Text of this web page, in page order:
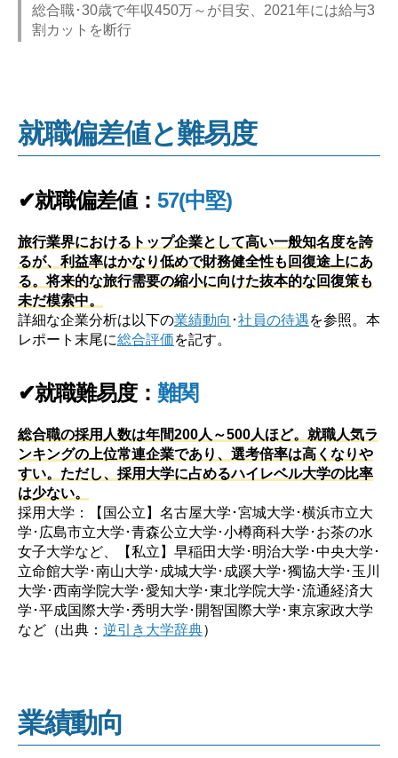
総合職･30歳で年収450万～が目安、2021年には給与3
割カットを断行
就職偏差値と難易度
✔就職偏差値：57(中堅)
旅行業界におけるトップ企業として高い一般知名度を誇
るが、利益率はかなり低めで財務健全性も回復途上にあ
る。将来的な旅行需要の縮小に向けた抜本的な回復策も
未だ模索中。
詳細な企業分析は以下の業績動向 ･社員の待遇を参照。本
レポート末尾に総合評価を記す。
✔就職難易度：難関
総合職の採用人数は年間200人～500人ほど。就職人気ラ
ンキングの上位常連企業であり、選考倍率は高くなりや
すい。ただし、採用大学に占めるハイレベル大学の比率
は少ない。
採用大学：【国公立】名古屋大学･宮城大学･横浜市立大
学･広島市立大学･青森公立大学･小樽商科大学･お茶の水
女子大学など、【私立】早稲田大学･明治大学･中央大学･
立命館大学･南山大学･成城大学･成蹊大学･獨協大学･玉川
大学･西南学院大学･愛知大学･東北学院大学･流通経済大
学･平成国際大学･秀明大学･開智国際大学･東京家政大学
など（出典： 逆引き大学辞典）
業績動向